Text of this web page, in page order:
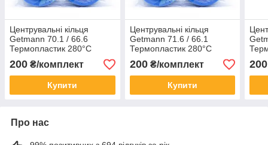
Центрувальні кільця
Getmann 70.1 / 66.6
Термопластик 280°C
200 ₴/комплект
Купити
Центрувальні кільця
Getmann 71.6 / 66.1
Термопластик 280°C
200₴/комплект
Купити
200
Про нас